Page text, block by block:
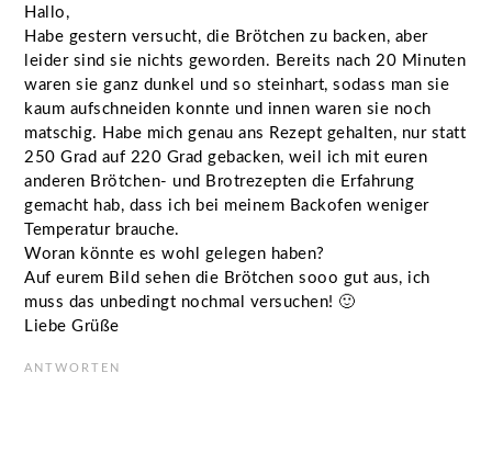
Hallo,
Habe gestern versucht, die Brötchen zu backen, aber
leider sind sie nichts geworden. Bereits nach 20 Minuten
waren sie ganz dunkel und so steinhart, sodass man sie
kaum aufschneiden konnte und innen waren sie noch
matschig. Habe mich genau ans Rezept gehalten, nur statt
250 Grad auf 220 Grad gebacken, weil ich mit euren
anderen Brötchen- und Brotrezepten die Erfahrung
gemacht hab, dass ich bei meinem Backofen weniger
Temperatur brauche.
Woran könnte es wohl gelegen haben?
Auf eurem Bild sehen die Brötchen sooo gut aus, ich
muss das unbedingt nochmal versuchen! 🙂
Liebe Grüße
ANTWORTEN